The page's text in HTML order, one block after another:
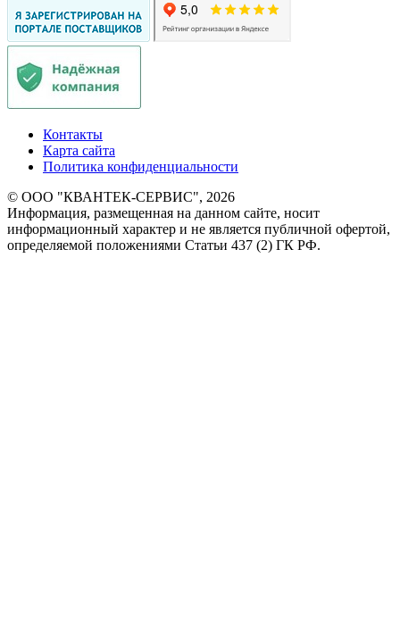
Контакты
Карта сайта
Политика конфиденциальности
© ООО "КВАНТЕК-СЕРВИС", 2026
Информация, размещенная на данном сайте, носит
информационный характер и не является публичной офертой,
определяемой положениями Статьи 437 (2) ГК РФ.